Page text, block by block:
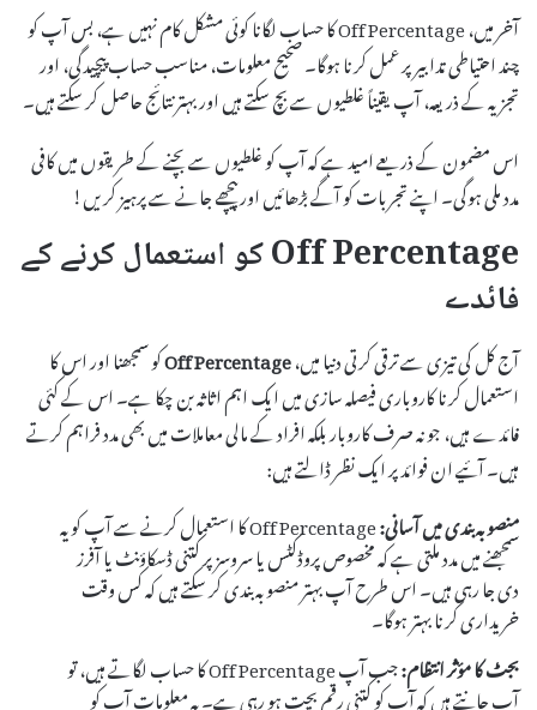
آخر میں، Off Percentage کا حساب لگانا کوئی مشکل کام نہیں ہے، بس آپ کو
چند احتیاطی تدابیر پر عمل کرنا ہوگا۔ صحیح معلومات، مناسب حساب پیچیدگی، اور
تجزیہ کے ذریعہ، آپ یقیناً غلطیوں سے بچ سکتے ہیں اور بہتر نتائج حاصل کر سکتے ہیں۔
اس مضمون کے ذریعے امید ہے کہ آپ کو غلطیوں سے بچنے کے طریقوں میں کافی
مدد ملی ہوگی۔ اپنے تجربات کو آگے بڑھائیں اور پیچھے جانے سے پرہیز کریں!
Off Percentage کو استعمال کرنے کے
فائدے
آج کل کی تیزی سے ترقی کرتی دنیا میں،Off Percentageکو سمجھنا اور اس کا
استعمال کرنا کاروباری فیصلہ سازی میں ایک اہم اثاثہ بن چکا ہے۔ اس کے کئی
فائدے ہیں، جو نہ صرف کاروبار بلکہ افراد کے مالی معاملات میں بھی مدد فراہم کرتے
ہیں۔ آئیے ان فوائد پر ایک نظر ڈالتے ہیں:
منصوبہ بندی میں آسانی:
Off Percentage کا استعمال کرنے سے آپ کو یہ
سمجھنے میں مدد ملتی ہے کہ مخصوص پروڈکٹس یا سروسز پر کتنی ڈسکاؤنٹ یا آفرز
دی جا رہی ہیں۔ اس طرح آپ بہتر منصوبہ بندی کر سکتے ہیں کہ کس وقت
خریداری کرنا بہتر ہوگا۔
بجٹ کا مؤثر انتظام:
جب آپ Off Percentage کا حساب لگاتے ہیں، تو
آپ جانتے ہیں کہ آپ کو کتنی رقم بچت ہو رہی ہے۔ یہ معلومات آپ کو